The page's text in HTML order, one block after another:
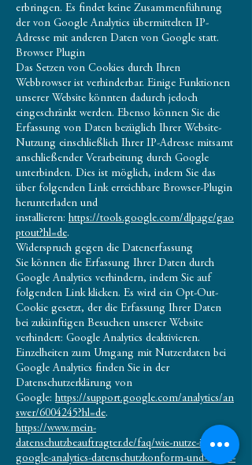
erbringen. Es findet keine Zusammenführung
der von Google Analytics übermittelten IP-
Adresse mit anderen Daten von Google statt.
Browser Plugin
Das Setzen von Cookies durch Ihren
Webbrowser ist verhinderbar. Einige Funktionen
unserer Website könnten dadurch jedoch
eingeschränkt werden. Ebenso können Sie die
Erfassung von Daten bezüglich Ihrer Website-
Nutzung einschließlich Ihrer IP-Adresse mitsamt
anschließender Verarbeitung durch Google
unterbinden. Dies ist möglich, indem Sie das
über folgenden Link erreichbare Browser-Plugin
herunterladen und
installieren: https://tools.google.com/dlpage/gao
ptout?hl=de.
Widerspruch gegen die Datenerfassung
Sie können die Erfassung Ihrer Daten durch
Google Analytics verhindern, indem Sie auf
folgenden Link klicken. Es wird ein Opt-Out-
Cookie gesetzt, der die Erfassung Ihrer Daten
bei zukünftigen Besuchen unserer Website
verhindert: Google Analytics deaktivieren.
Einzelheiten zum Umgang mit Nutzerdaten bei
Google Analytics finden Sie in der
Datenschutzerklärung von
Google: https://support.google.com/analytics/an
swer/6004245?hl=de.
https://www.mein-
datenschutzbeauftragter.de/faq/wie-nutze-ich-
google-analytics-datenschutzkonform-und-somit-